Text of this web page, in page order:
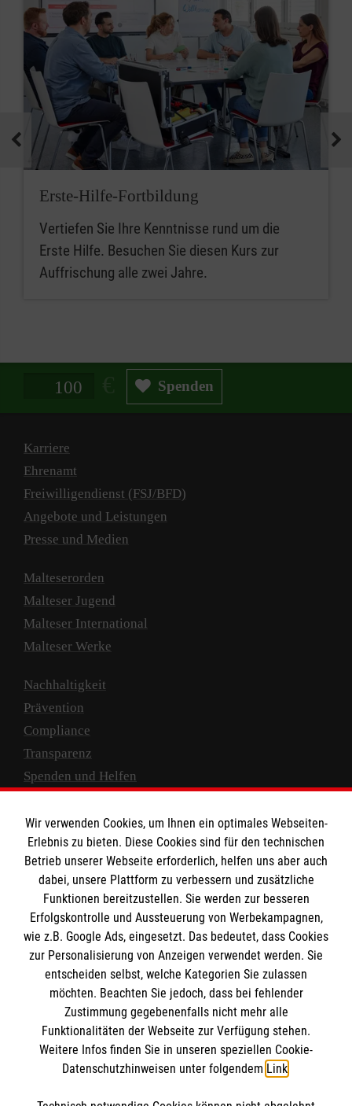
Erste-Hilfe-Fortbildung
Vertiefen Sie Ihre Kenntnisse rund um die
Erste Hilfe. Besuchen Sie diesen Kurs zur
Auffrischung alle zwei Jahre.
Spendenbetrag in Euro Spenden
Karriere
Ehrenamt
Freiwilligendienst (FSJ/BFD)
Angebote und Leistungen
Presse und Medien
Malteserorden
Malteser Jugend
Malteser International
Malteser Werke
Nachhaltigkeit
Prävention
Compliance
Transparenz
Spenden und Helfen
Empfänger: Malteser Hilfsdienst e.V.
IBAN: DE10 3706 0120 1201 2000 12
BIC: GENODED 1PA7
Newsletter abonnieren
Wir verwenden Cookies, um Ihnen ein optimales Webseiten-
Erlebnis zu bieten. Diese Cookies sind für den technischen
Betrieb unserer Webseite erforderlich, helfen uns aber auch
dabei, unsere Plattform zu verbessern und zusätzliche
Funktionen bereitzustellen. Sie werden zur besseren
Erfolgskontrolle und Aussteuerung von Werbekampagnen,
wie z.B. Google Ads, eingesetzt. Das bedeutet, dass Cookies
zur Personalisierung von Anzeigen verwendet werden. Sie
entscheiden selbst, welche Kategorien Sie zulassen
möchten. Beachten Sie jedoch, dass bei fehlender
Zustimmung gegebenenfalls nicht mehr alle
Funktionalitäten der Webseite zur Verfügung stehen.
Weitere Infos finden Sie in unseren speziellen Cookie-
Datenschutzhinweisen unter folgendem Link.